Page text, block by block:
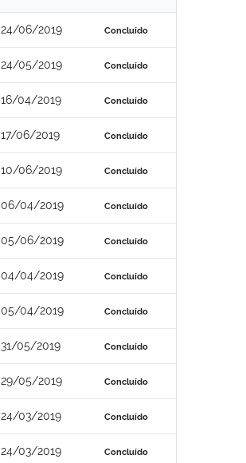
24/06/2019 Concluído
24/05/2019 Concluído
16/04/2019 Concluído
17/06/2019 Concluído
10/06/2019 Concluído
06/04/2019 Concluído
05/06/2019 Concluído
04/04/2019 Concluído
05/04/2019 Concluído
31/05/2019 Concluído
29/05/2019 Concluído
24/03/2019 Concluído
24/03/2019 Concluído